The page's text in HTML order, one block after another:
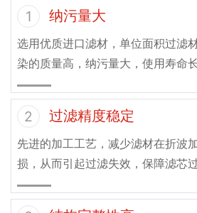
1 纳污量大
选用优质进口滤材，单位面积过滤
染的质量高，纳污量大，使用寿命长
2 过滤精度稳定
先进的加工工艺，减少滤材在折波
损，从而引起过滤失效，保障滤芯